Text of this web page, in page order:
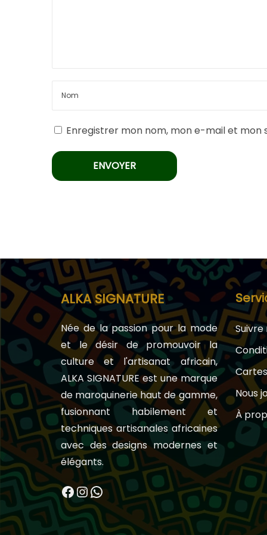
Enregistrer mon nom, mon e-mail et
ALKA SIGNATURE
Née de la passion pour la mode
et le désir de promouvoir la
culture et l'artisanat africain,
ALKA SIGNATURE est une marque
de maroquinerie haut de gamme,
fusionnant habilement et
techniques artisanales africaines
avec des designs modernes et
élégants.
Facebook InstagramWhatsApp
Nous
À